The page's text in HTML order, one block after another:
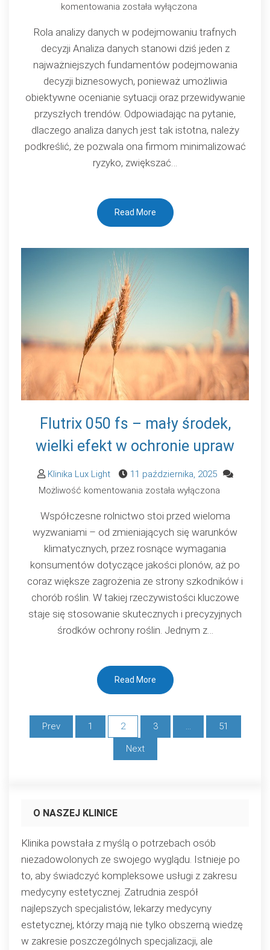
komentowania Analiza
jako
fundament
decyzji
biznesowych
została wyłączona
Rola analizy danych w podejmowaniu trafnych
decyzji Analiza danych stanowi dziś jeden z
najważniejszych fundamentów podejmowania
decyzji biznesowych, ponieważ umożliwia
obiektywne ocenianie sytuacji oraz przewidywanie
przyszłych trendów. Odpowiadając na pytanie,
dlaczego analiza danych jest tak istotna, należy
podkreślić, że pozwala ona firmom minimalizować
ryzyko, zwiększać…
Read More
Flutrix 050 fs – mały środek,
wielki efekt w ochronie upraw
Klinika Lux Light
11 października, 2025
Możliwość komentowania Flutrix
fs
–
mały
środek,
wielki
efekt
w
ochronie
została wyłączona
Współczesne rolnictwo stoi przed wieloma
wyzwaniami – od zmieniających się warunków
klimatycznych, przez rosnące wymagania
konsumentów dotyczące jakości plonów, aż po
coraz większe zagrożenia ze strony szkodników i
chorób roślin. W takiej rzeczywistości kluczowe
staje się stosowanie skutecznych i precyzyjnych
środków ochrony roślin. Jednym z…
Read More
Stronicowanie
Prev 1 2 3 … 51
Next
O NASZEJ KLINICE
Klinika powstała z myślą o potrzebach osób
niezadowolonych ze swojego wyglądu. Istnieje po
to, aby świadczyć kompleksowe usługi z zakresu
medycyny estetycznej. Zatrudnia zespół
najlepszych specjalistów, lekarzy medycyny
estetycznej, którzy mają nie tylko obszerną wiedzę
w zakresie poszczególnych specjalizacji, ale